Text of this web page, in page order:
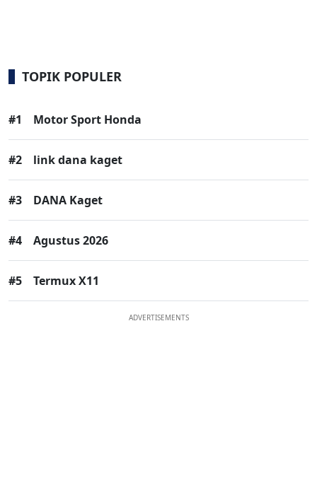
TOPIK POPULER
#1 Motor Sport Honda
#2 link dana kaget
#3 DANA Kaget
#4 Agustus 2026
#5 Termux X11
ADVERTISEMENTS